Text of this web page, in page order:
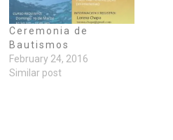
Ceremonia de
Bautismos
February 24, 2016
Similar post